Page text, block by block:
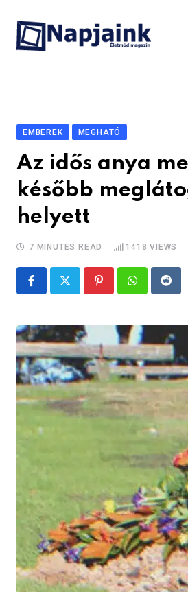
content
EMBEREK MEGHATÓ
Az idős anya
később
helyett
7 MINUTES READ 1418 VIEWS
PinterestWhatsapp